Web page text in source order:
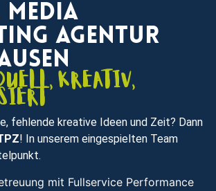
Agentur
kreativ,
fehlende kreative Ideen und Zeit? Dann
! In unserem eingespielten Team
mit Fullservice Performance